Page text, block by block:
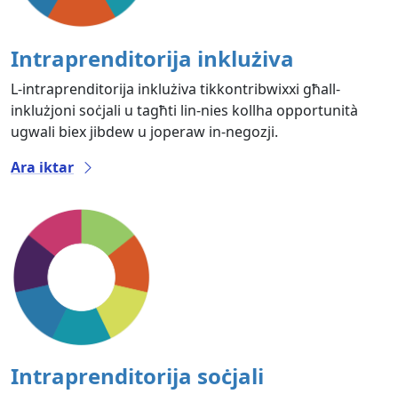
Intraprenditorija inklużiva
L-intraprenditorija inklużiva tikkontribwixxi għall-
inklużjoni soċjali u tagħti lin-nies kollha opportunità
ugwali biex jibdew u joperaw in-negozji.
Ara iktar
Intraprenditorija soċjali